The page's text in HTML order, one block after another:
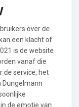
over de
een klacht of
is de website
vanaf die
de service, het
Dungelmann
de emotie van